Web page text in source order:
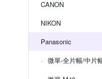
CANON
NIKON
Panasonic
微單-全片幅/中片